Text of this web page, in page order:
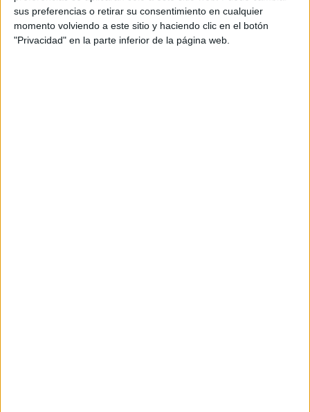
sus preferencias o retirar su consentimiento en cualquier
momento volviendo a este sitio y haciendo clic en el botón
"Privacidad" en la parte inferior de la página web.